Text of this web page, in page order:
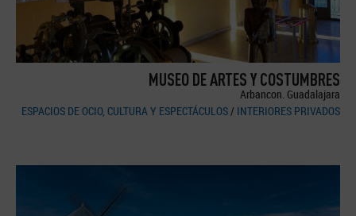
MUSEO DE ARTES Y COSTUMBRES
Arbancon. Guadalajara
ESPACIOS DE OCIO, CULTURA Y ESPECTÁCULOS/ INTERIORES PRIVADOS